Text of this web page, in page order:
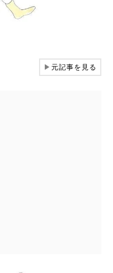
▶元記事を見る